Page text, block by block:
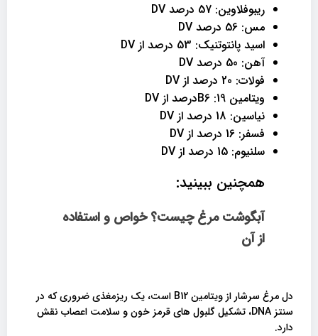
ریبوفلاوین: 57 درصد DV
مس: 56 درصد DV
اسید پانتوتنیک: 53 درصد از DV
آهن: 50 درصد DV
فولات: 20 درصد از DV
ویتامین 19: B6درصد از DV
نیاسین: 18 درصد از DV
فسفر: 16 درصد از DV
سلنیوم: 15 درصد از DV
همچنین ببینید:
آبگوشت مرغ چیست؟ خواص و استفاده
از آن
دل مرغ سرشار از ویتامین B12 است، یک ریزمغذی ضروری که در
سنتز DNA، تشکیل گلبول های قرمز خون و سلامت اعصاب نقش
دارد.